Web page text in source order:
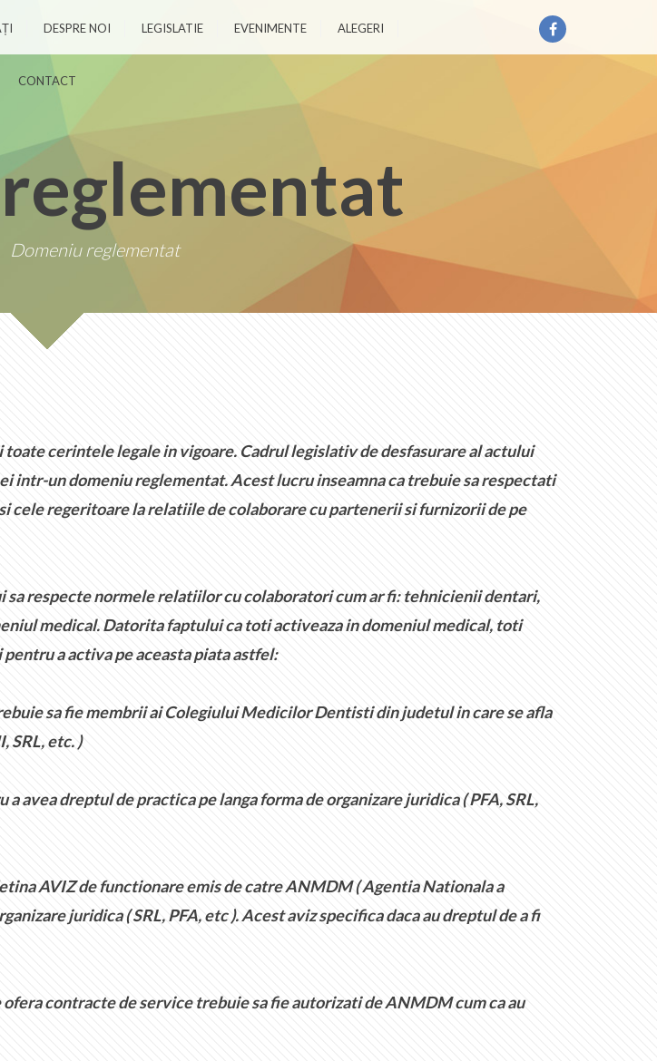
DESPRE NOI LEGISLATIE EVENIMENTE ALEGERI
CONTACT
Domeniu reglementat
cerintele legale in vigoare. Cadrul legislativ de desfasurare al actului
intr-un domeniu reglementat. Acest lucru inseamna ca trebuie sa respectati
regeritoare la relatiile de colaborare cu partenerii si furnizorii de pe
respecte normele relatiilor cu colaboratori cum ar fi: tehnicienii dentari,
medical. Datorita faptului ca toti activeaza in domeniul medical, toti
a activa pe aceasta piata astfel:
sa fie membrii ai Colegiului Medicilor Dentisti din judetul in care se afla
SRL, etc. )
dreptul de practica pe langa forma de organizare juridica ( PFA, SRL,
AVIZ de functionare emis de catre ANMDM ( Agentia Nationala a
juridica ( SRL, PFA, etc ). Acest aviz specifica daca au dreptul de a fi
contracte de service trebuie sa fie autorizati de ANMDM cum ca au